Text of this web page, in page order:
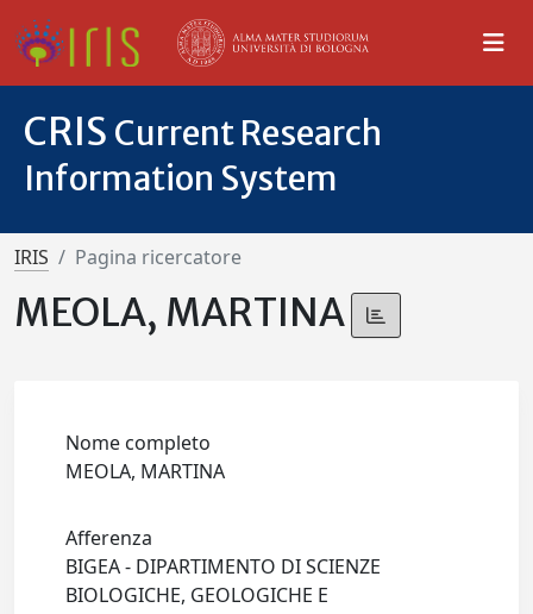
CRIS Current Research
Information System
IRIS Pagina ricercatore
MEOLA, MARTINA
Nome completo
MEOLA, MARTINA
Afferenza
BIGEA - DIPARTIMENTO DI SCIENZE
BIOLOGICHE, GEOLOGICHE E